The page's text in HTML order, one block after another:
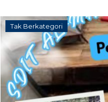
Tak Berkategori